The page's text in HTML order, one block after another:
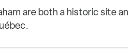
are both a historic site